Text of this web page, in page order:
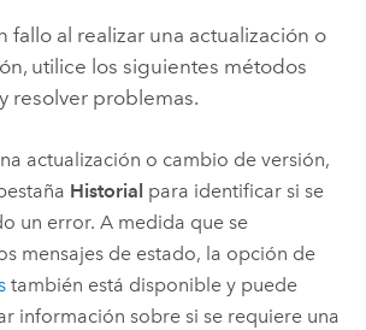
fallo al realizar una actualización o
utilice los siguientes métodos
resolver problemas.
actualización o cambio de versión,
Historial para identificar si se
un error. A medida que se
mensajes de estado, la opción de
también está disponible y puede
información sobre si se requiere una